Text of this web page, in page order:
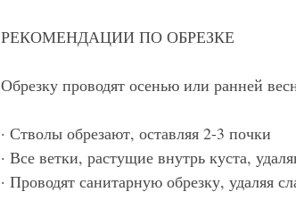
РЕКОМЕНДАЦИИ ПО ОБРЕЗКЕ
Обрезку проводят осенью или ранней
· Стволы обрезают, оставляя 2-3 почки
· Все ветки, растущие внутрь куста,
· Проводят санитарную обрезку, удаляя